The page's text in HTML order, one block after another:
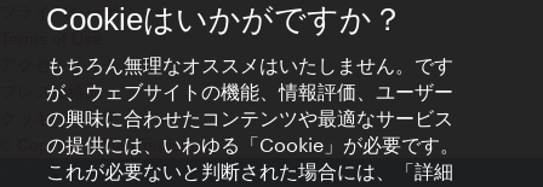
プライバシーポリシー
アクセシビリティ
プレス連絡先
クッキーの設定
© Copyright WienTourismus
Cookieはいかがですか？
もちろん無理なオススメはいたしません。です
が、ウェブサイトの機能、情報評価、ユーザー
の興味に合わせたコンテンツや最適なサービス
の提供には、いわゆる「Cookie」が必要です。
これが必要ないと判断された場合には、「詳細